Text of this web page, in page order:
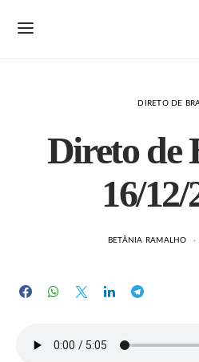
DIRETO DE
Direto de
16/12/
BETÂNIA RAMALHO